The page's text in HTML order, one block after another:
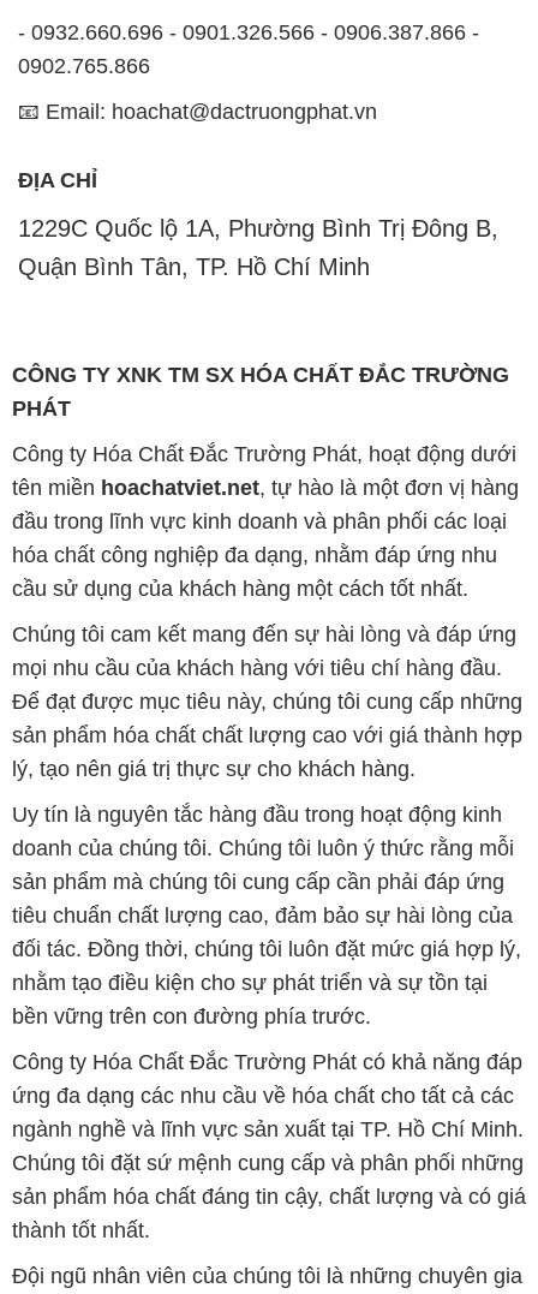
- 0932.660.696 - 0901.326.566 - 0906.387.866 -
0902.765.866
📧 Email: hoachat@dactruongphat.vn
ĐỊA CHỈ
1229C Quốc lộ 1A, Phường Bình Trị Đông B,
Quận Bình Tân, TP. Hồ Chí Minh
CÔNG TY XNK TM SX HÓA CHẤT ĐẮC TRƯỜNG
PHÁT
Công ty Hóa Chất Đắc Trường Phát, hoạt động dưới
tên miền hoachatviet.net, tự hào là một đơn vị hàng
đầu trong lĩnh vực kinh doanh và phân phối các loại
hóa chất công nghiệp đa dạng, nhằm đáp ứng nhu
cầu sử dụng của khách hàng một cách tốt nhất.
Chúng tôi cam kết mang đến sự hài lòng và đáp ứng
mọi nhu cầu của khách hàng với tiêu chí hàng đầu.
Để đạt được mục tiêu này, chúng tôi cung cấp những
sản phẩm hóa chất chất lượng cao với giá thành hợp
lý, tạo nên giá trị thực sự cho khách hàng.
Uy tín là nguyên tắc hàng đầu trong hoạt động kinh
doanh của chúng tôi. Chúng tôi luôn ý thức rằng mỗi
sản phẩm mà chúng tôi cung cấp cần phải đáp ứng
tiêu chuẩn chất lượng cao, đảm bảo sự hài lòng của
đối tác. Đồng thời, chúng tôi luôn đặt mức giá hợp lý,
nhằm tạo điều kiện cho sự phát triển và sự tồn tại
bền vững trên con đường phía trước.
Công ty Hóa Chất Đắc Trường Phát có khả năng đáp
ứng đa dạng các nhu cầu về hóa chất cho tất cả các
ngành nghề và lĩnh vực sản xuất tại TP. Hồ Chí Minh.
Chúng tôi đặt sứ mệnh cung cấp và phân phối những
sản phẩm hóa chất đáng tin cậy, chất lượng và có giá
thành tốt nhất.
Đội ngũ nhân viên của chúng tôi là những chuyên gia